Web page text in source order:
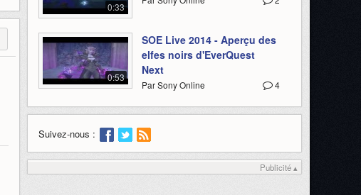
0:33
0:53
SOE Live 2014 - Aperçu des
elfes noirs d'EverQuest
Next
4
Par Sony Online
Suivez-nous :
Publicité ▴